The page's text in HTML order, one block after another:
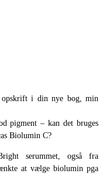
opskrift i din nye bog, min
pigment – kan det bruges
Biolumin C?
serummet, også fra
at vælge biolumin pga